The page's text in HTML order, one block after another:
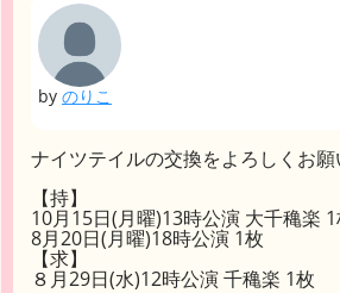
by のりこ
ナイツテイルの交換をよろしくお願
【持】
10月15日(月曜)13時公演 大千穐楽 1
8月20日(月曜)18時公演 1枚
【求】
８月29日(水)12時公演 千穐楽 1枚